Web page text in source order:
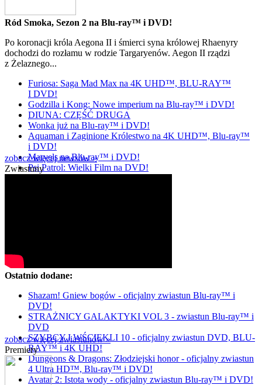
Ród Smoka, Sezon 2 na Blu-ray™ i DVD!
Po koronacji króla Aegona II i śmierci syna królowej Rhaenyry
dochodzi do rozłamu w rodzie Targaryenów. Aegon II rządzi
z Żelaznego...
Furiosa: Saga Mad Max na 4K UHD™, BLU-RAY™
I DVD!
Godzilla i Kong: Nowe imperium na Blu-ray™ i DVD!
DIUNA: CZĘŚĆ DRUGA
Wonka już na Blu-ray™ i DVD!
Aquaman i Zaginione Królestwo na 4K UHD™, Blu-ray™
i DVD!
Marvels na Blu-ray™ i DVD!
Psi Patrol: Wielki Film na DVD!
zobacz więcej newsów »
Zwiastuny
Ostatnio dodane:
Shazam! Gniew bogów - oficjalny zwiastun Blu-ray™ i
DVD!
STRAŻNICY GALAKTYKI VOL 3 - zwiastun Blu-ray™ i
DVD
SZYBCY I WŚCIEKLI 10 - oficjalny zwiastun DVD, BLU-
RAY™ i 4K UHD!
Dungeons & Dragons: Złodziejski honor - oficjalny zwiastun
4 Ultra HD™, Blu-ray™ i DVD!
Avatar 2: Istota wody - oficjalny zwiastun Blu-ray™ i DVD!
zobacz więcej zwiastunów »
Premiery